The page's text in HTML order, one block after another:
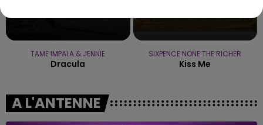
TAME IMPALA & JENNIE
Dracula
SIXPENCE NONE THE RICHER
Kiss Me
A L'ANTENNE